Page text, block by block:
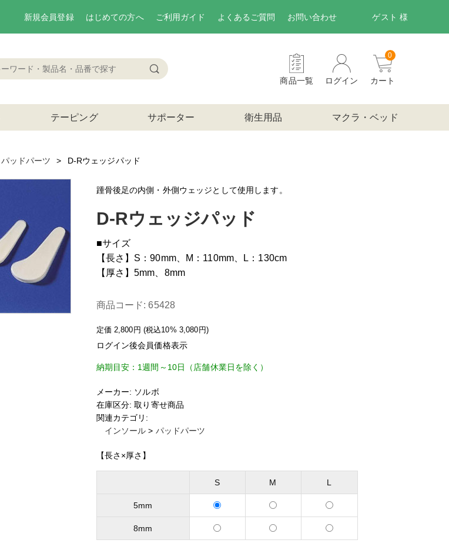
新規会員登録 はじめての方へ ご利用ガイド よくあるご質問 お問い合わせ ゲスト 様
商品一覧 ログイン
0
カート
テーピング サポーター 衛生用品 マクラ・ベッド
パッドパーツ D-Rウェッジパッド
踵骨後足の内側・外側ウェッジとして使用します。
D-Rウェッジパッド
■サイズ
【長さ】S：90mm、M：110mm、L：130cm
【厚さ】5mm、8mm
商品コード: 65428
定価 2,800 円 (税込10% 3,080 円)
ログイン後会員価格表示
納期目安：1週間～10日（店舗休業日を除く）
メーカー: ソルボ
在庫区分: 取り寄せ商品
関連カテゴリ:
インソール > パッドパーツ
【長さ×厚さ】
S M L
5mm
8mm